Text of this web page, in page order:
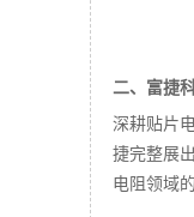
二、富捷
深耕贴片
捷完整展
电阻领域